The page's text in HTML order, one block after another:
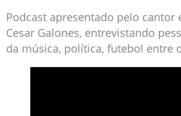
Podcast apresentado pelo cantor
Cesar Galones, entrevistando
da música, política, futebol entre